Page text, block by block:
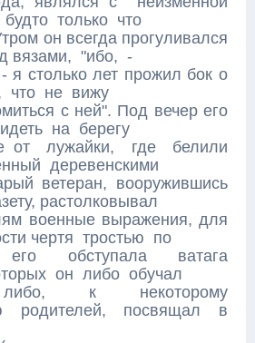
только что
он всегда прогуливался
вязами, "ибо, -
я столько лет прожил бок о
что не вижу
с ней". Под вечер его
на берегу
от лужайки, где белили
деревенскими
ветеран, вооружившись
растолковывал
военные выражения, для
чертя тростью по
его обступала ватага
он либо обучал
либо, к некоторому
родителей, посвящал в